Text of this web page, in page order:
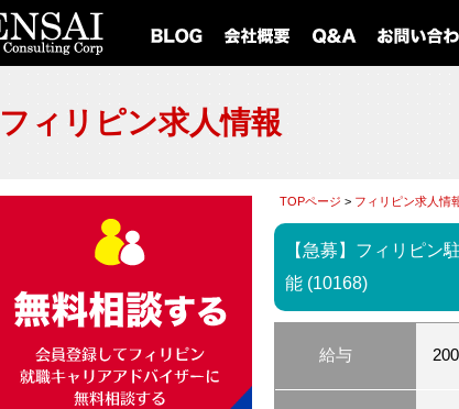
フィリピン求人情報
TOPページ > フィリピン求人情
【急募】フィリピ
能 (10168)
給与